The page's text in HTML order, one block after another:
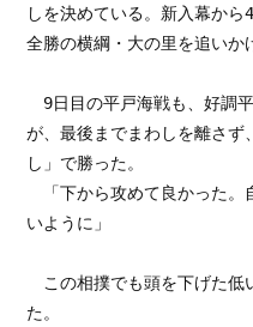
しを決めている。新入幕か
全勝の横綱・大の里を追いか
9日目の平戸海戦も、好調
が、最後までまわしを離さず
し」で勝った。
「下から攻めて良かった。
いように」
この相撲でも頭を下げた低
た。